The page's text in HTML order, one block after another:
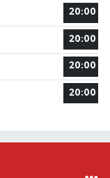
20:00
20:00
20:00
20:00